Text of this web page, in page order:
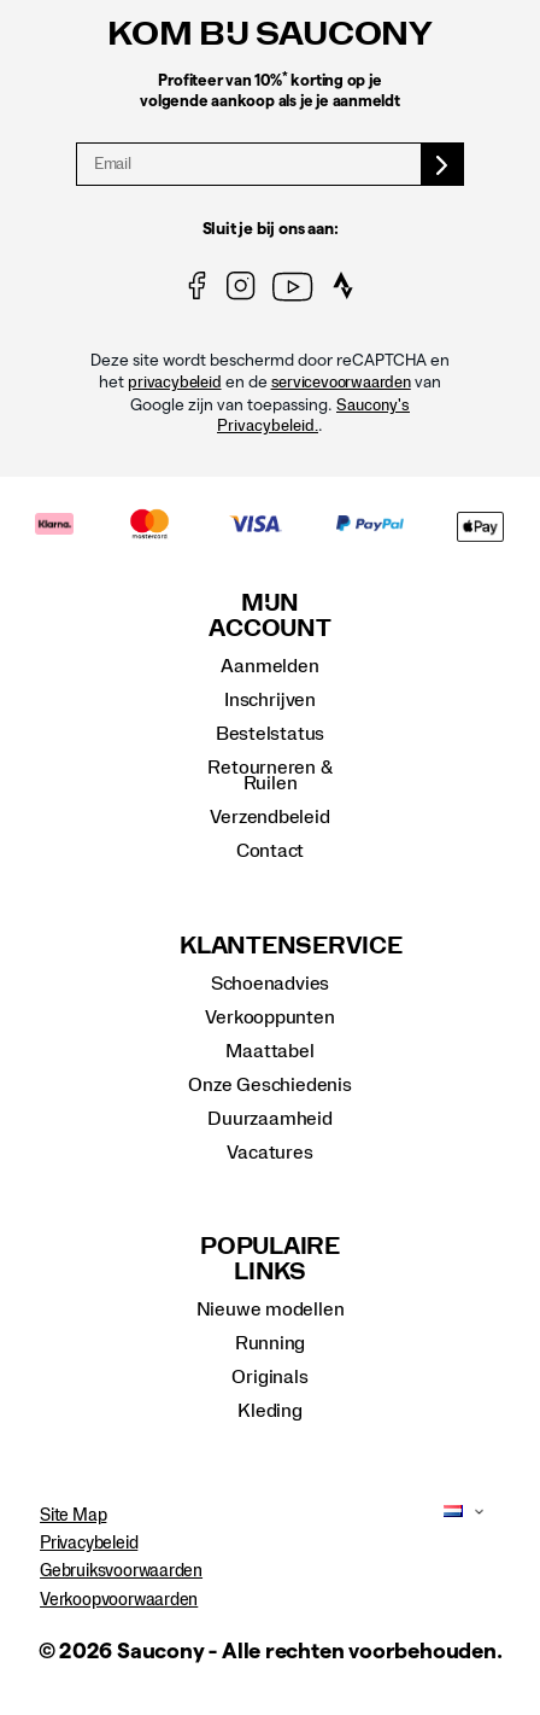
KOM BIJ SAUCONY
Profiteer van 10%* korting op je
volgende aankoop als je je aanmeldt
Sluit je bij ons aan:
Deze site wordt beschermd door reCAPTCHA en
het privacybeleid en de servicevoorwaardenvan
Google zijn van toepassing. Saucony's
Privacybeleid. .
MIJN
ACCOUNT
Aanmelden
Inschrijven
Bestelstatus
Retourneren &
Ruilen
Verzendbeleid
Contact
KLANTENSERVICE
Schoenadvies
Verkooppunten
Maattabel
Onze Geschiedenis
Duurzaamheid
Vacatures
POPULAIRE
LINKS
Nieuwe modellen
Running
Originals
Kleding
Site Map
Privacybeleid
Gebruiksvoorwaarden
Verkoopvoorwaarden
© 2026 Saucony - Alle rechten voorbehouden.